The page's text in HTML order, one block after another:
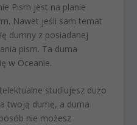
Pism jest na planie
Nawet jeśli sam temat
dumny z posiadanej
pism. Ta duma
w Oceanie.
studiujesz dużo
twoją dumę, a duma
nie możesz